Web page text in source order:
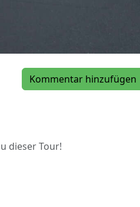
Kommentar hinzufügen
dieser Tour!